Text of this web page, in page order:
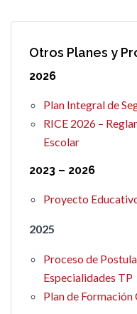
Otros Planes y
2026
Plan Integral de
RICE 2026 –
Escolar
2023 – 2026
Proyecto
2025
Proceso de
Especialidades TP
Plan de